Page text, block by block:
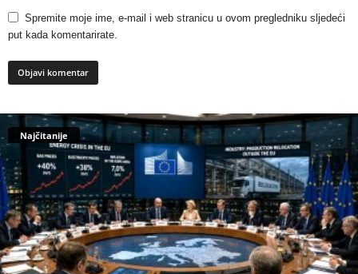
Spremite moje ime, e-mail i web stranicu u ovom pregledniku sljedeći
put kada komentarirate.
Najčitanije